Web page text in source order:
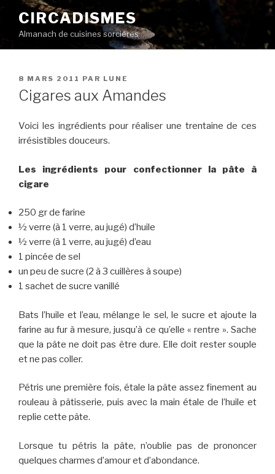
contenu
principal
CIRCADISMES
Almanach de cuisines sorcières
PUBLIÉ
LE
8 MARS 2011 PAR LUNE
Cigares aux Amandes
Voici les ingrédients pour réaliser une trentaine de ces
irrésistibles douceurs.
Les ingrédients pour confectionner la pâte à
cigare
250 gr de farine
½ verre (à 1 verre, au jugé) d’huile
½ verre (à 1 verre, au jugé) d’eau
1 pincée de sel
un peu de sucre (2 à 3 cuillères à soupe)
1 sachet de sucre vanillé
Bats l’huile et l’eau, mélange le sel, le sucre et ajoute la
farine au fur à mesure, jusqu’à ce qu’elle « rentre ». Sache
que la pâte ne doit pas être dure. Elle doit rester souple
et ne pas coller.
Pétris une première fois, étale la pâte assez finement au
rouleau à pâtisserie, puis avec la main étale de l’huile et
replie cette pâte.
Lorsque tu pétris la pâte, n’oublie pas de prononcer
quelques charmes d’amour et d’abondance.